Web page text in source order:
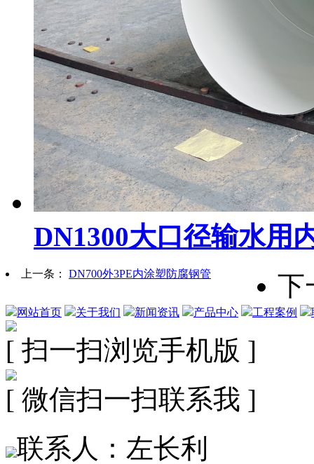
DN1300大口径输水用
上一条： DN700外3PE内涂塑防腐钢管 下
网站首页 关于我们 新闻资讯 产品中心 工程案例
[ 扫一扫浏览手机版 ]
[ 微信扫一扫联系我 ]
联系人：左长利